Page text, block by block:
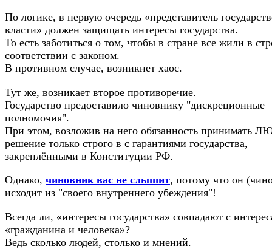
По логике, в первую очередь «представитель
власти» должен защищать интересы государства.
То есть заботиться о том, чтобы в стране все жили в
соответствии с законом.
В противном случае, возникнет хаос.
Тут же, возникает второе противоречие.
Государство предоставило чиновнику "дискреционные
полномочия".
При этом, возложив на него обязанность принимать
решение только строго в с гарантиями государства,
закреплёнными в Конституции РФ.
Однако, чиновник вас не слышит, потому что он
исходит из "своего внутреннего убеждения"!
Всегда ли, «интересы государства» совпадают с
«гражданина и человека»?
Ведь сколько людей, столько и мнений.